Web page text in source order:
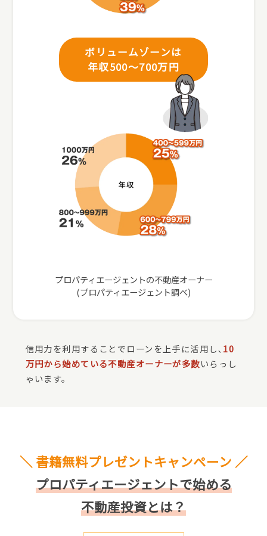
ボリュームゾーンは
年収500～700万円
プロパティエージェントの不動産オーナー
(プロパティエージェント調べ)
信用力を利用することでローンを上手に活用し､ 10
万円から始めている不動産オーナーが多数いらっし
ゃいます。
＼ 書籍無料プレゼントキャンペーン ／
プロパティエージェントで始める
不動産投資とは？